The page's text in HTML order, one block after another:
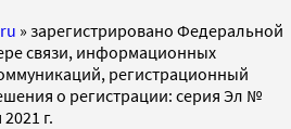
» зарегистрировано Федеральной
связи, информационных
регистрационный
о регистрации: серия Эл №
г.